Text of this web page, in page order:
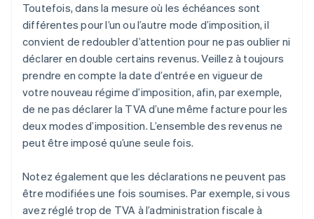
Toutefois, dans la mesure où les échéances sont
différentes pour l’un ou l’autre mode d’imposition, il
convient de redoubler d’attention pour ne pas oublier ni
déclarer en double certains revenus. Veillez à toujours
prendre en compte la date d’entrée en vigueur de
votre nouveau régime d’imposition, afin, par exemple,
de ne pas déclarer la TVA d’une même facture pour les
deux modes d’imposition. L’ensemble des revenus ne
peut être imposé qu’une seule fois.
Notez également que les déclarations ne peuvent pas
être modifiées une fois soumises. Par exemple, si vous
avez réglé trop de TVA à l’administration fiscale à